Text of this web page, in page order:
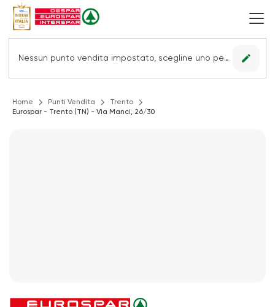
Nessun punto vendita impostato, scegline uno per vedere le offerte. edit
Home Punti Vendita
Trento
Eurospar - Trento (TN) - Via Manci, 26/30